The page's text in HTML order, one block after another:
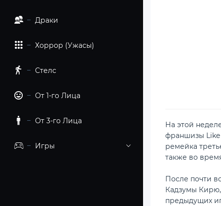
Драки
Хоррор (Ужасы)
Стелс
От 1-го Лица
От 3-го Лица
Игры
На этой
франшизы Like
ремейка
также во
После почти
Кадзумы
предыдущих